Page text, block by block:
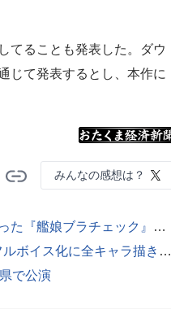
てることも発表した。ダウ
じて発表するとし、本作に
みんなの感想は？
艦娘はノーパンノーブラ率高し？昨年ネットで話題になった『艦娘ブラチェック』が最新報告
PSVita『英雄伝説 空の軌跡 FC Evolution』発売決定―フルボイス化に全キャラ描き下ろし
で公演